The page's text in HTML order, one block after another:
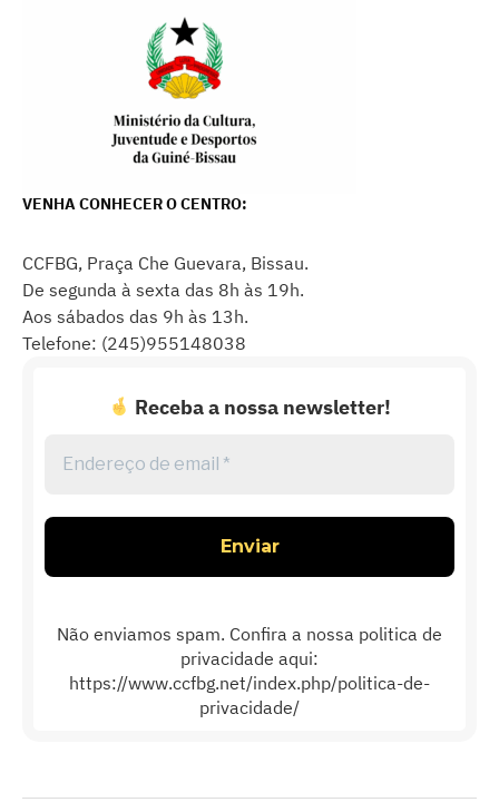
VENHA CONHECER O CENTRO:
CCFBG, Praça Che Guevara, Bissau.
De segunda à sexta das 8h às 19h.
Aos sábados das 9h às 13h.
Telefone: (245)955148038
Receba a nossa newsletter!
de
*
Não enviamos spam. Confira a nossa politica de
privacidade aqui:
https://www.ccfbg.net/index.php/politica-de-
privacidade/